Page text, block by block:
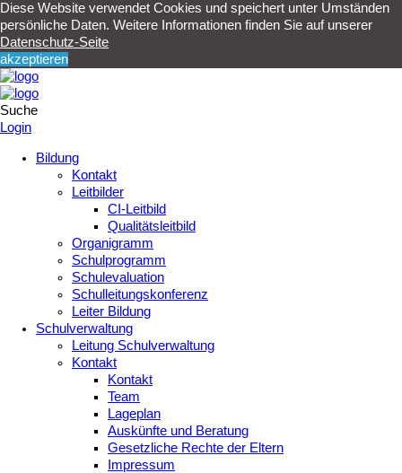
Diese Website verwendet Cookies und speichert unter Umständen
persönliche Daten. Weitere Informationen finden Sie auf unserer
Datenschutz-Seite
akzeptieren
Suche
Login
Bildung
Kontakt
Leitbilder
CI-Leitbild
Qualitätsleitbild
Organigramm
Schulprogramm
Schulevaluation
Schulleitungskonferenz
Leiter Bildung
Schulverwaltung
Leitung Schulverwaltung
Kontakt
Kontakt
Team
Lageplan
Auskünfte und Beratung
Gesetzliche Rechte der Eltern
Impressum